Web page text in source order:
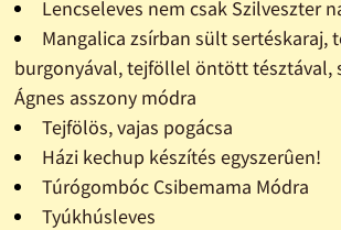
Lencseleves nem csak Szilveszter
Mangalica zsírban sült sertéskaraj,
burgonyával, tejföllel öntött tésztával,
Ágnes asszony módra
Tejfölös, vajas pogácsa
Házi kechup készítés egyszerûen!
Túrógombóc Csibemama Módra
Tyúkhúsleves